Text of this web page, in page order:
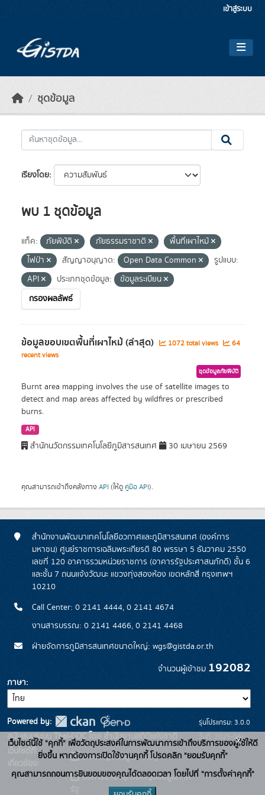
เข้าสู่ระบบ
ชุดข้อมูล
เรียงโดย
พบ 1 ชุดข้อมูล
แท็ค: ภัยพิบัติ ภัยธรรมราชาติ
พื้นที่เผาไหม้
ไฟป่า
สัญญาอนุญาต: Open Data Common
รูปแบบ:
API
ประเภทชุดข้อมูล:
ข้อมูลระเบียน
กรองผลลัพธ์
ข้อมูลขอบเขตพื้นที่เผาไหม้ (ล่าสุด) 1072 total views
64
recent views
ชุดข้อมูลภัยพิบัติ
Burnt area mapping involves the use of satellite images to
detect and map areas affected by wildfires or prescribed
burns.
API
สำนักนวัตกรรมเทคโนโลยีภูมิสารสนเทศ 30 เมษายน 2569
คุณสามารถเข้าถึงคลังทาง API (ให้ดู คู่มือ API).
สำนักงานพัฒนาเทคโนโลยีอวกาศและภูมิสารสนเทศ (องค์การ
มหาชน) ศูนย์ราชการเฉลิมพระเกียรติ 80 พรรษา 5 ธันวาคม 2550
เลขที่ 120 อาคารรวมหน่วยราชการ (อาคารรัฐประศาสนภักดี) ชั้น 6
และชั้น 7 ถนนแจ้งวัฒนะ แขวงทุ่งสองห้อง เขตหลักสี่ กรุงเทพฯ
10210
Call Center: 0 2141 4444, 0 2141 4674
งานสารบรรณ: 0 2141 4466, 0 2141 4468
ฝ่ายจัดการภูมิสารสนเทศขนาดใหญ่: wgs@gistda.or.th
จำนวนผู้เข้าชม 192082
ภาษา
Powered by:
สนับสนุนระบบ Thai-GDC โดย สำนักงานสถิติแห่งชาติ
เว็บไซต์ที่
เกี่ยวข้อง:
ระบบบัญชีข้อมูลภาครัฐ
บริการนามานุกรมบัญชีข้อมูลภาค
รุ่นโปรแกรม: 3.0.0
วันที่: 2025-06-
26
เว็บไซต์นี้ใช้ "คุกกี้" เพื่อวัตถุประสงค์ในการพัฒนาการเข้าถึงบริการของผู้ใช้ให้ดี
ยิ่งขึ้น หากต้องการเปิดใช้งานคุกกี้ โปรดคลิก "ยอมรับคุกกี้"
คุณสามารถถอนการยินยอมของคุณได้ตลอดเวลา โดยไปที่ "การตั้งค่าคุกกี้"
x